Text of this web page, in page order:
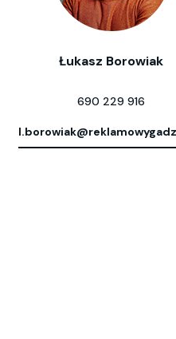
Łukasz Borowiak
690 229 916